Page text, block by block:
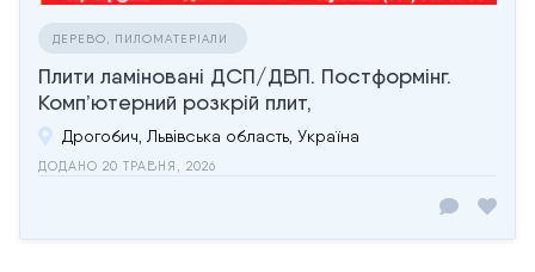
ДЕРЕВО, ПИЛОМАТЕРІАЛИ
Плити ламіновані ДСП/ДВП. Постформінг.
Комп’ютерний розкрій плит,
Дрогобич, Львівська область, Україна
ДОДАНО 20 ТРАВНЯ, 2026